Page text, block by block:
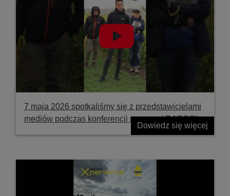
7 maja 2026 spotkaliśmy się z przedstawicielami
mediów podczas konferencji prasowej RAPOOL
Dowiedz się więcej